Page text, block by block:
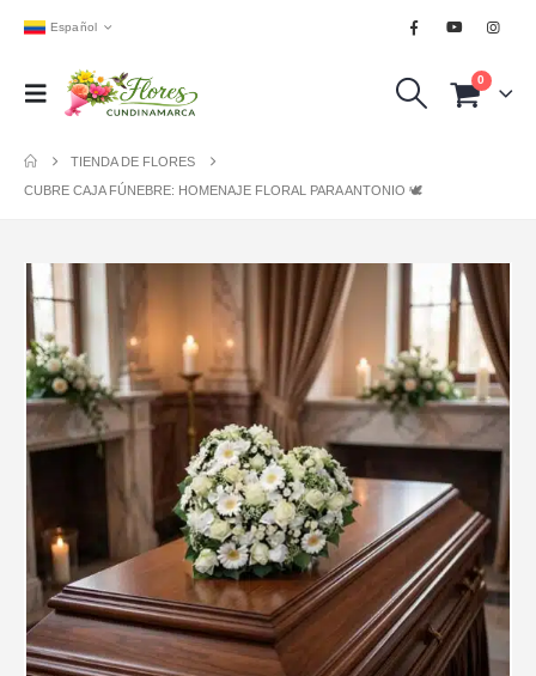
Español
0
TIENDA DE FLORES
CUBRE CAJA FÚNEBRE: HOMENAJE FLORAL PARA ANTONIO 🕊️